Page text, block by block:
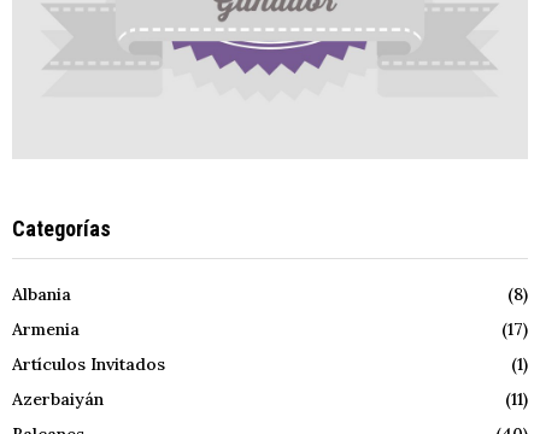
Categorías
Albania
(8)
Armenia
(17)
Artículos Invitados
(1)
Azerbaiyán
(11)